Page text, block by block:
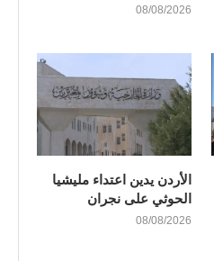
08/08/2026
الأردن يدين اعتداء مليشيا
الحوثي على نجران
08/08/2026